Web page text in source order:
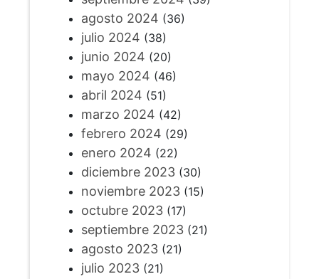
agosto 2024 (36)
julio 2024 (38)
junio 2024 (20)
mayo 2024 (46)
abril 2024 (51)
marzo 2024 (42)
febrero 2024 (29)
enero 2024 (22)
diciembre 2023(30)
noviembre 2023(15)
octubre 2023(17)
septiembre 2023(21)
agosto 2023(21)
julio 2023(21)